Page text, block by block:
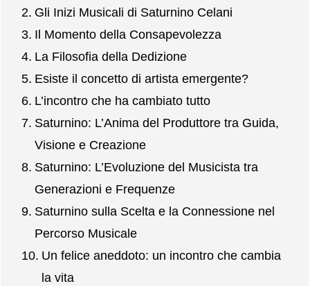
Gli Inizi Musicali di Saturnino Celani
Il Momento della Consapevolezza
La Filosofia della Dedizione
Esiste il concetto di artista emergente?
L’incontro che ha cambiato tutto
Saturnino: L’Anima del Produttore tra Guida,
Visione e Creazione
Saturnino: L’Evoluzione del Musicista tra
Generazioni e Frequenze
Saturnino sulla Scelta e la Connessione nel
Percorso Musicale
Un felice aneddoto: un incontro che cambia
la vita